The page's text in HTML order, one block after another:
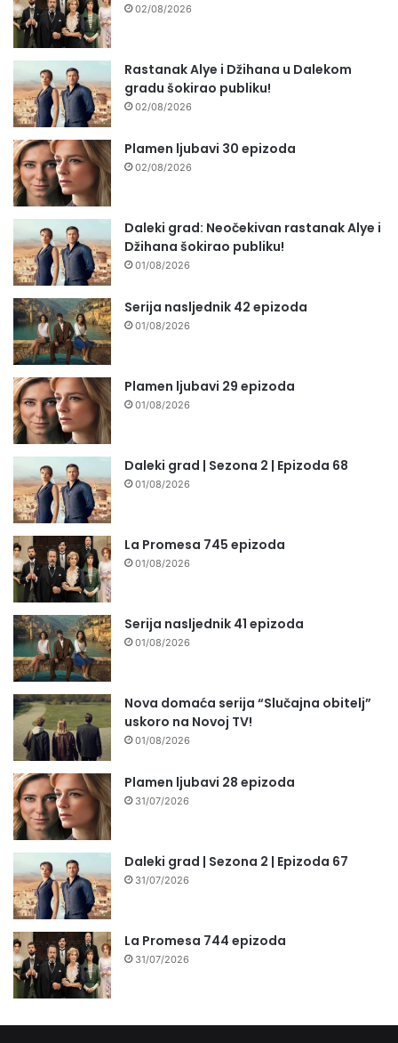
02/08/2026
Rastanak Alye i Džihana u Dalekom
gradu šokirao publiku!
02/08/2026
Plamen ljubavi 30 epizoda
02/08/2026
Daleki grad: Neočekivan rastanak Alye i
Džihana šokirao publiku!
01/08/2026
Serija nasljednik 42 epizoda
01/08/2026
Plamen ljubavi 29 epizoda
01/08/2026
Daleki grad | Sezona 2 | Epizoda 68
01/08/2026
La Promesa 745 epizoda
01/08/2026
Serija nasljednik 41 epizoda
01/08/2026
Nova domaća serija “Slučajna obitelj”
uskoro na Novoj TV!
01/08/2026
Plamen ljubavi 28 epizoda
31/07/2026
Daleki grad | Sezona 2 | Epizoda 67
31/07/2026
La Promesa 744 epizoda
31/07/2026